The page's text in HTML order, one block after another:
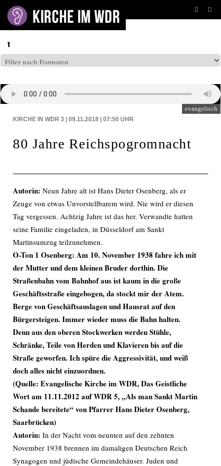
evangelisch
KIRCHE IN WDR 3 | 09.11.2018 | 07:50 UHR
80 Jahre Reichspogromnacht
Autorin: Neun Jahre alt ist Hans Dieter Osenberg, als er
Zeuge von etwas Unvorstellbarem wird. Nie wird er diesen
Tag vergessen. Achtzig Jahre ist das her. Verwandte hatten
seine Familie eingeladen, in Düsseldorf am Sankt
Martinsumzug teilzunehmen.
O-Ton 1 Osenberg: Am 10. November 1938 fahre ich mit
der Mutter und dem kleinen Bruder dorthin. Die
Straßenbahn vom Bahnhof aus ist kaum in die große
Geschäftsstraße eingebogen, da stockt mir der Atem.
Berge von Geschäftsauslagen und Hausrat auf den
Bürgersteigen. Immer wieder muss die Bahn halten.
Denn aus den oberen Stockwerken werden Stühle,
Schränke, Teile von Herden und Klavieren bis auf die
Straße geworfen. Ich spüre die Aggressivität, und weiß
doch alles nicht einzuordnen.
(Quelle: Evangelische Kirche im WDR, Das Geistliche
Wort am 11.11.2012 auf WDR 5, „Als man Sankt Martin
Schande bereitete“ von Pfarrer Hans Dieter Osenberg,
Saarbrücken)
Autorin: In der Nacht vom neunten auf den zehnten
November 1938 brennen im damaligen Deutschen Reich
Synagogen und jüdische Gemeindehäuser. Juden und